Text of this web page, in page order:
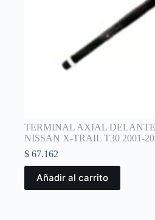
TERMINAL AXIAL
NISSAN X-TRAIL T30 2001-
$ 67.162
Añadir al carrito